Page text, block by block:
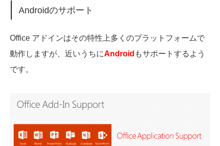
Androidのサポート
Office アドインはその特性上多くのプラットフォームで
動作しますが、近いうちにAndroid もサポートするよう
です。